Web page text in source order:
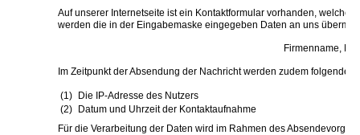
Auf unserer Internetseite ist ein Kontaktformular vorhanden,
werden die in der Eingabemaske eingegeben Daten an uns
Firmenname,
Im Zeitpunkt der Absendung der Nachricht werden zudem folgende
Die IP-Adresse des Nutzers
Datum und Uhrzeit der Kontaktaufnahme
Für die Verarbeitung der Daten wird im Rahmen des